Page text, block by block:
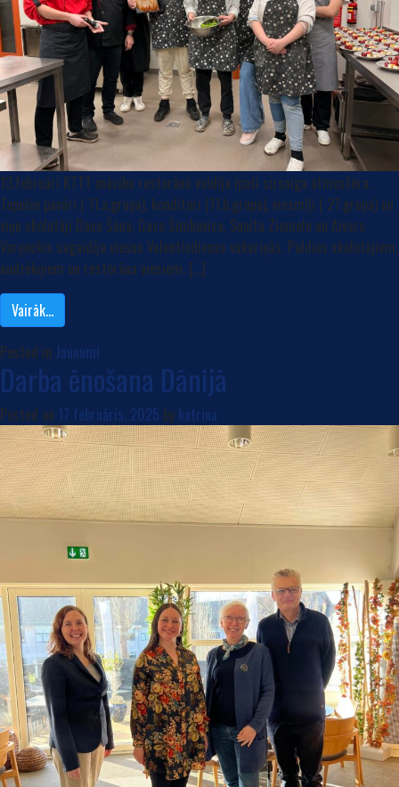
13.februārī KTTT mācību restorānā valdīja īpaši sirsnīga atmosfēra.
Topošie pavāri ( 11.a.grupa), konditori (11.b.grupa), viesmīļi ( 27.grupa) un
viņu skolotāji Dace Šēna, Dace Šimkevica, Sanita Ziemele un Aivars
Varņeckis sagaidīja viesus Valentīndienas vakariņās. Paldies skolotājiem,
audzēkņiem un restorāna viesiem. […]
Vairāk…
Posted in Jaunumi
Darba ēnošana Dānijā
Posted on 17 februāris, 2025 by katrina